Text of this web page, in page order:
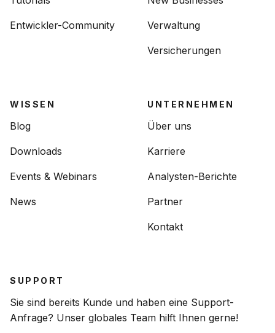
Entwickler-Community Verwaltung
Versicherungen
WISSEN
Blog
Downloads
Events & Webinars
News
UNTERNEHMEN
Über uns
Karriere
Analysten-Berichte
Partner
Kontakt
SUPPORT
Sie sind bereits Kunde und haben eine Support-
Anfrage? Unser globales Team hilft Ihnen gerne!